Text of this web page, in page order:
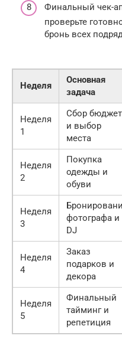
Финальный чек-
проверьте
бронь всех
Неделя
Основная
задача
Неделя
1
Сбор
и выбор
места
Неделя
2
Покупка
одежды и
обуви
Неделя
3
фотографа и
DJ
Неделя
4
Заказ
подарков и
декора
Неделя
5
Финальный
тайминг и
репетиция